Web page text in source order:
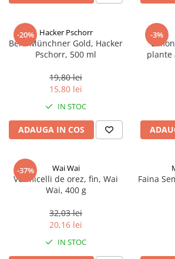
-20% Hacker Pschorr
Bere Münchner Gold, Hacker
Pschorr, 500 ml
19,80 lei
15,80 lei
IN STOC
ADAUGA IN COS
-3%
plante
-37% Wai Wai
Vermicelli de orez, fin, Wai
Wai, 400 g
32,03 lei
20,16 lei
IN STOC
Faina